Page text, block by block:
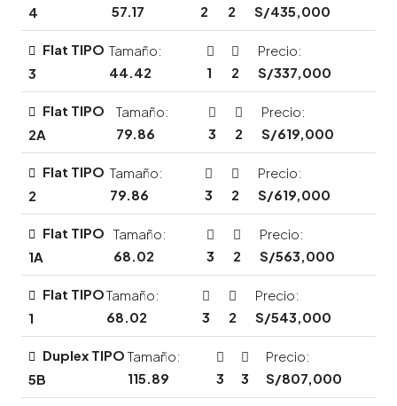
4 57.17 2 2 S/435,000
Flat TIPO
3
Tamaño:
44.42
1 2
Precio:
S/337,000
Flat TIPO
2A
Tamaño:
79.86
3 2
Precio:
S/619,000
Flat TIPO
2
Tamaño:
79.86
3 2
Precio:
S/619,000
Flat TIPO
1A
Tamaño:
68.02
3 2
Precio:
S/563,000
Flat TIPO
1
Tamaño:
68.02
3 2
Precio:
S/543,000
Duplex TIPO
5B
Tamaño:
115.89
3 3
Precio:
S/807,000